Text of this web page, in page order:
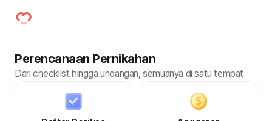
Perencanaan Pernikahan
Dari checklist hingga undangan, semuanya di satu tempat